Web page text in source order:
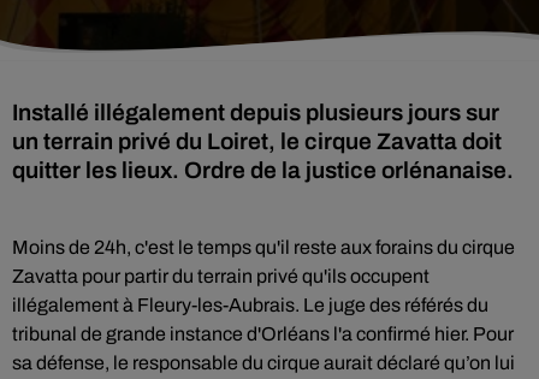
Installé illégalement depuis plusieurs jours sur
un terrain privé du Loiret, le cirque Zavatta doit
quitter les lieux. Ordre de la justice orlénanaise.
Moins de 24h, c'est le temps qu'il reste aux forains du cirque
Zavatta pour partir du terrain privé qu'ils occupent
illégalement à Fleury-les-Aubrais. Le juge des référés du
tribunal de grande instance d'Orléans l'a confirmé hier. Pour
sa défense, le responsable du cirque aurait déclaré qu’on lui